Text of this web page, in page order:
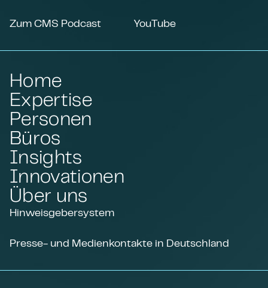
Zum CMS Podcast YouTube
Home
Expertise
Personen
Büros
Insights
Innovationen
Über uns
Hinweisgebersystem
Presse- und Medienkontakte in Deutschland